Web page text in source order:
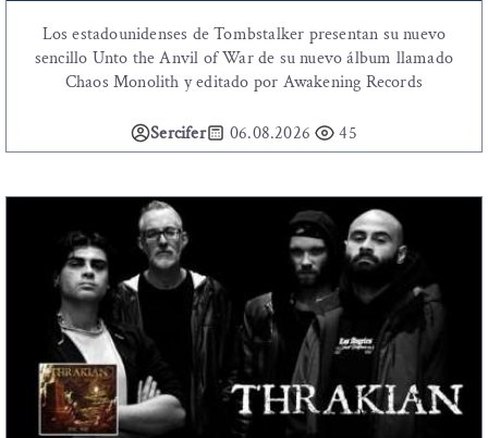
Los estadounidenses de Tombstalker presentan su nuevo
sencillo Unto the Anvil of War de su nuevo álbum llamado
Chaos Monolith y editado por Awakening Records
Sercifer 06.08.2026 45